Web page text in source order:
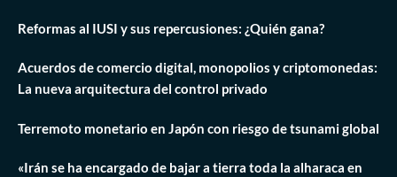
Reformas al IUSI y sus repercusiones: ¿Quién gana?
Acuerdos de comercio digital, monopolios y criptomonedas:
La nueva arquitectura del control privado
Terremoto monetario en Japón con riesgo de tsunami global
«Irán se ha encargado de bajar a tierra toda la alharaca en